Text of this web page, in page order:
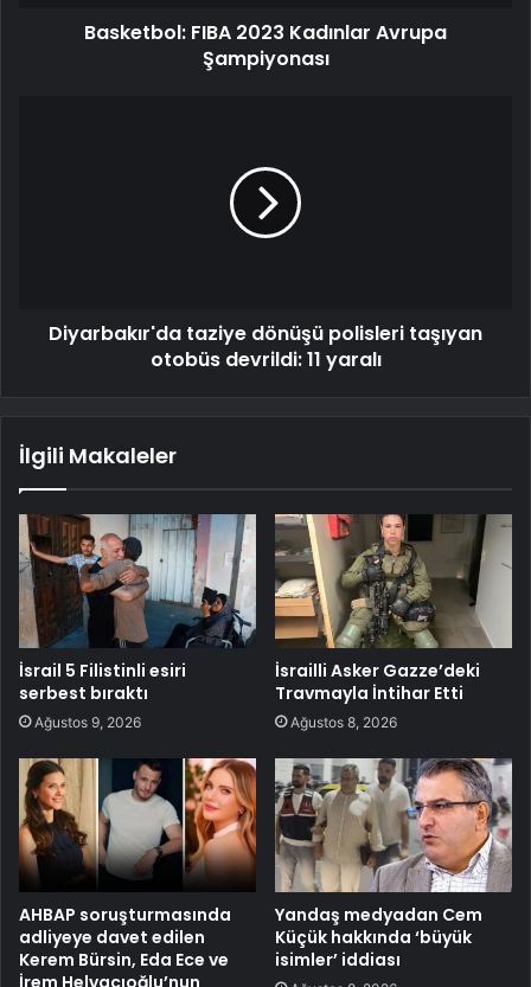
Basketbol: FIBA 2023 Kadınlar Avrupa
Şampiyonası
Diyarbakır'da taziye dönüşü polisleri taşıyan
otobüs devrildi: 11 yaralı
İlgili Makaleler
İsrail 5 Filistinli esiri
serbest bıraktı
Ağustos 9, 2026
İsrailli Asker Gazze’deki
Travmayla İntihar Etti
Ağustos 8, 2026
AHBAP soruşturmasında
adliyeye davet edilen
Kerem Bürsin, Eda Ece ve
İrem Helvacıoğlu’nun
Yandaş medyadan Cem
Küçük hakkında ‘büyük
isimler’ iddiası